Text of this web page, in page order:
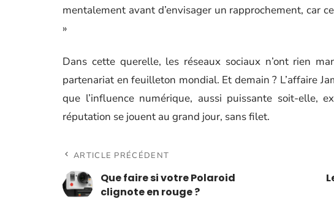
mentalement avant d’envisager un rapprochement, car
»
Dans cette querelle, les réseaux sociaux n’ont rien
partenariat en feuilleton mondial. Et demain ? L’affaire
que l’influence numérique, aussi puissante soit-elle,
réputation se jouent au grand jour, sans filet.
ARTICLE PRÉCÉDENT
Que faire si votre Polaroid
clignote en rouge ?